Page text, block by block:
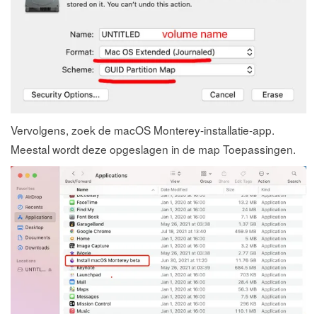
Vervolgens, zoek de macOS Monterey-installatie-app.
Meestal wordt deze opgeslagen in de map Toepassingen.